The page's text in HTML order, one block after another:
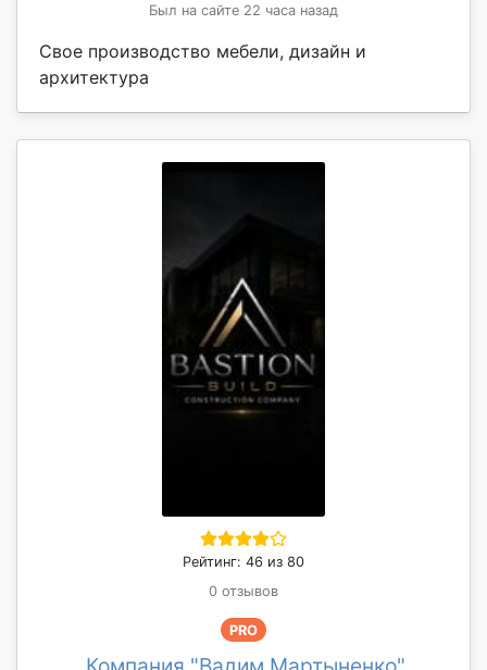
Был на сайте 22 часа назад
Свое производство мебели, дизайн и
архитектура
Рейтинг: 46 из 80
0 отзывов
PRO